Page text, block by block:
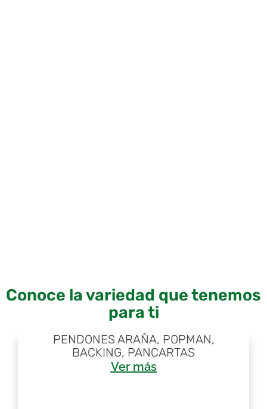
Conoce la variedad que tenemos
para ti
PENDONES ARAÑA, POPMAN,
BACKING, PANCARTAS
Ver más